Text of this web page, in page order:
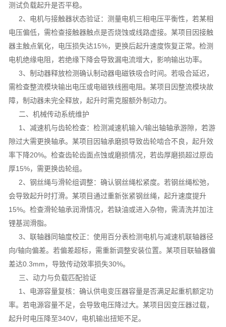
测试负载起升是否平稳。
2、电机与接触器状态验证：测量电机三相电压平衡性，若某相
电压偏低，需检查接触器触点是否烧蚀或线路虚接。某项目因接触
器主触点氧化，电压损失达15%，更换后起升速度恢复正常。检测
电机绝缘电阻，若绝缘下降会导致漏电流增大，影响输出功率。
3、制动器释放检测确认制动器电磁铁吸合时间。若吸合延迟，
需检查整流模块输出电压或电磁铁线圈电阻。某项目因整流模块故
障，制动器未完全释放，起升时需克服额外制动力。
二、机械传动系统维护
1、减速机与齿轮检查：检测减速机输入/输出轴轴承游隙，若游
隙过大需更换轴承。某项目因轴承磨损导致齿轮啮合不良，起升效
率下降20%。检查齿轮齿面点蚀或磨损情况，若齿厚磨损超过原齿
厚15%，需更换齿轮组。
2、钢丝绳与滑轮组调整：确认钢丝绳松紧度。若钢丝绳松弛，
会导致起升时打滑。某项目通过重新张紧钢丝绳，起升速度提升
15%。检查滑轮轴承润滑情况，若缺油或进入杂物，需清洗并加注
锂基润滑脂。
3、联轴器同轴度校正：使用百分表检测电机与减速机联轴器径
向/轴向偏差。若偏差超标，需重新调整安装位置。某项目联轴器偏
差达0.3mm，导致传动效率损失30%。
三、动力与负载匹配验证
1、电源容量复核：确认供电变压器容量是否满足起重机额定功
率。若电源容量不足，会导致电压降过大。某项目因变压器过载，
起升时电压降至340V，电机输出扭矩不足。